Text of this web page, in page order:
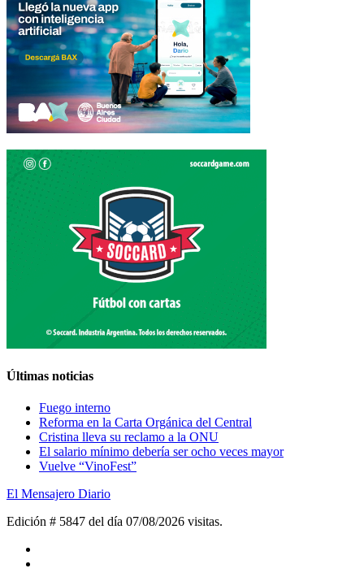
Últimas noticias
Fuego interno
Reforma en la Carta Orgánica del Central
Cristina lleva su reclamo a la ONU
El salario mínimo debería ser ocho veces mayor
Vuelve “VinoFest”
El Mensajero Diario
Edición # 5847 del día 07/08/2026 visitas.